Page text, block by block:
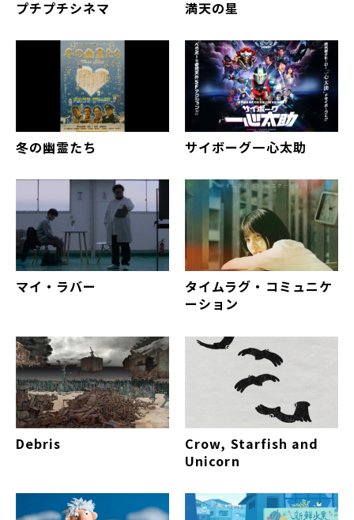
プチプチシネマ 満天の星
冬の幽霊たち サイボーグ一心太助
マイ・ラバー
タイムラグ・コミュニケ
ーション
Debris
Crow, Starfish and
Unicorn